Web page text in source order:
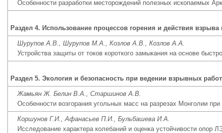
Особенности разработки месторождений полезных ископаемых
Раздел 4. Использование процессов горения и действия
Шурупов А.В., Шурупов М.А., Козлов А.В., Козлов А.А.
Устройства защиты от токов короткого замыкания на основе
Раздел 5. Экология и безопасность при ведении взрывных работ
Жамьян Ж. Белин В.А., Старшинов А.В.
Особенности возгорания угольных масс на разрезах Монголии
Коршунов Г.И., Афанасьев П.И., Бульбашева И.А.
Исследование характера колебаний и оценка устойчивости опор